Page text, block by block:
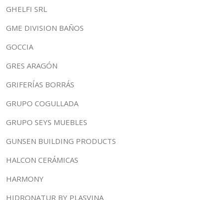
GHELFI SRL
GME DIVISION BAÑOS
GOCCIA
GRES ARAGÓN
GRIFERÍAS BORRÁS
GRUPO COGULLADA
GRUPO SEYS MUEBLES
GUNSEN BUILDING PRODUCTS
HALCON CERÁMICAS
HARMONY
HIDRONATUR BY PLASVINA